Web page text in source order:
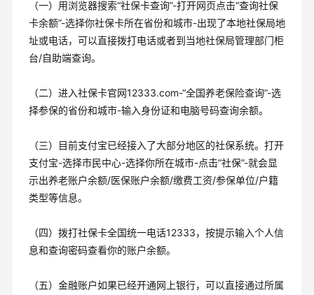
（一）用浏览器搜索“社保卡查询”-打开网页点击“查询社保
卡余额”-选择你社保卡所在省份和城市-出现了本地社保局地
址或电话，可以直接拨打电话或者到当地社保局管理部门柜
台/自助端查询。
（二）进入社保卡官网12333.com-“全国养老保险查询”-选
择参保的省份和城市-输入身份证和电脑号码查询余额。
（三）目前支付宝已经接入了大部分地区的社保系统。打开
支付宝-选择市民中心-选择你所在城市-点击“社保”-就会显
示出养老账户余额/医保账户余额/缴费工资/参保单位/户籍
类型等信息。
（四）拨打社保卡全国统一电话12333，按提示输入个人信
息和查询密码查看你的账户余额。
（五）金融账户如果已经开通网上银行，可以直接通过所属